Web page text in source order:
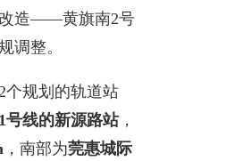
改造——黄旗南2号
调整。
个规划的轨道站
1号线的新源路站，
，南部为莞惠城际